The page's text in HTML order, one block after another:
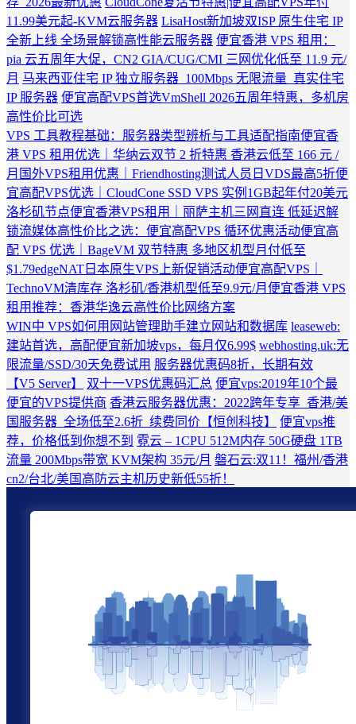
11.99美元起-KVM云服务器 LisaHost新加坡双ISP 原生住宅 IP
全新上线 全场景解锁高性能云服务器 便宜香港 VPS 租用：
pia 云五周年大促，CN2 GIA/CUG/CMI 三网优化低至 11.9 元/
月 马来西亚住宅 IP 独立服务器_100Mbps 无限流量_真实住宅
IP 服务器 便宜高配VPS首选VmShell 2026五周年特惠，多机房
高性价比可选
VPS 工具教程基础：服务器类型辨析与工具适配指南便宜香
港 VPS 租用优选｜华纳云双节 2 折特惠 香港云低至 166 元 /
月 国外VPS租用优惠｜Friendhosting测试人员日VDS最高5折便
宜高配VPS优选｜CloudCone SSD VPS 实例1GB起年付20美元
洛杉矶节点便宜香港VPS租用｜丽萨主机三网直连 低延迟解
锁流媒体高性价比之选：便宜高配VPS 循环优惠活动便宜高
配 VPS 优选｜BageVM 双节特惠 多地区机型月付低至
$1.79edgeNAT日本原生VPS上新促销活动便宜高配VPS｜
TechnoVM清库存 洛杉矶/香港机型低至9.9元/月 便宜香港 VPS
租用推荐：香港华逸云高性价比网络方案
WIN中 VPS如何用网站管理助手建立网站和数据库 leaseweb:
建站首选，高配便宜新加坡vps，每月仅6.99$ webhosting.uk:无
限流量/SSD/30天免费试用 服务器优惠码8折，长期有效
【V5 Server】
双十一VPS优惠码汇总 便宜vps:2019年10个最
便宜的VPS提供商 香港云服务器优惠：2022跨年专享_香港/美
国服务器_全场低至2.6折_续费同价【恒创科技】
便宜vps推
荐，价格低到你想不到 霓云 – 1CPU 512M内存 50G硬盘 1TB
流量 200Mbps带宽 KVM架构 35元/月 磐石云:双11！福州/香港
cn2/台北/美国高防云主机历史新低55折！